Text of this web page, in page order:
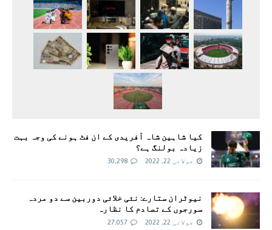
کیا شاہین شاہ آفریدی کے ان فٹ ہونے کی وجہ بہت
زیادہ بولنگ ہے؟
جولائی 22, 2022 30,298
نیوٹران ستارے: نئی خلائی دوربین سے دو مردہ
سورجوں کے تصادم کا نظارہ
جولائی 22, 2022 27,057